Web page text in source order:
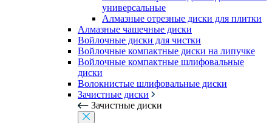
универсальные
Алмазные отрезные диски для плитки
Алмазные чашечные диски
Войлочные диски для чистки
Войлочные компактные диски на липучке
Войлочные компактные шлифовальные
диски
Волокнистые шлифовальные диски
Зачистные диски
Зачистные диски